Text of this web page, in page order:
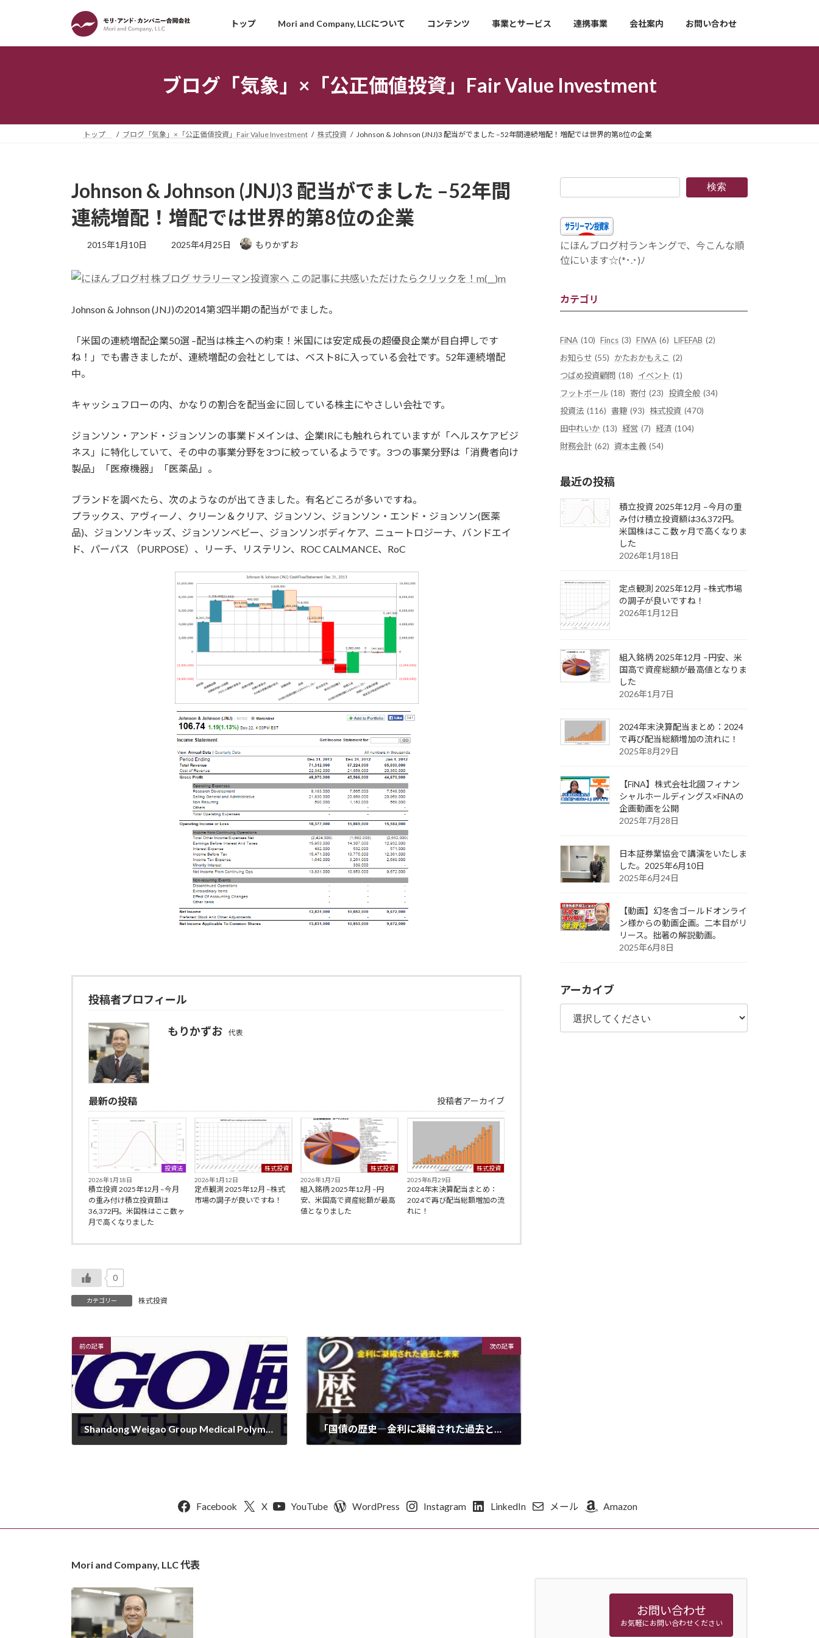
ッ
移
トップ Mori and Company, LLCについて コンテンツ 事業とサービス 連携事業 会社案内 お問い合わせ
ブログ「気象」×「公正価値投資」Fair Value Investment
トップ ブログ「気象」×「公正価値投資」Fair Value Investment 株式投資 Johnson & Johnson (JNJ)3 配当がでました –52年間連続増配！増配では世界的第8位の企業
Johnson & Johnson (JNJ)3 配当がでました –52年間
連続増配！増配では世界的第8位の企業
2015年1月10日
最
新
:
2025年4月25日 もりかずお
この記事に共感いただけたらクリックを！m(__)m
Johnson & Johnson (JNJ)の2014第3四半期の配当がでました。
「米国の連続増配企業50選 –配当は株主への約束！米国には安定成長の超優良企業が目白押しです
ね！」でも書きましたが、連続増配の会社としては、ベスト8に入っている会社です。52年連続増配
中。
キャッシュフローの内、かなりの割合を配当金に回している株主にやさしい会社です。
ジョンソン・アンド・ジョンソンの事業ドメインは、企業IRにも触れられていますが「ヘルスケアビジ
ネス」に特化していて、その中の事業分野を3つに絞っているようです。3つの事業分野は「消費者向け
製品」「医療機器」「医薬品」。
ブランドを調べたら、次のようなのが出てきました。有名どころが多いですね。
プラックス、アヴィーノ、クリーン＆クリア、ジョンソン、ジョンソン・エンド・ジョンソン(医薬
品)、ジョンソンキッズ、ジョンソンベビー、ジョンソンボディケア、ニュートロジーナ、バンドエイ
ド、パーパス （PURPOSE）、リーチ、リステリン、ROC CALMANCE、RoC
投稿者プロフィール
もりかずお 代表
最新の投稿 投稿者アーカイブ
投資法
2026年1月18日
積立投資 2025年12月 –今月
の重み付け積立投資額は
36,372円。米国株はここ数ヶ
月で高くなりました
株式投資
2026年1月12日
定点観測 2025年12月 –株式
市場の調子が良いですね！
株式投資
2026年1月7日
組入銘柄 2025年12月 –円
安、米国高で資産総額が最高
値となりました
株式投資
2025年8月29日
2024年末決算配当まとめ：
2024で再び配当総額増加の流
れに！
0
カテゴリー 株式投資
前の記事
Shandong Weigao Group Medical Polymer Co., Limited (1066.HK)2 配当が出ました –中国市場で医療機器を扱う成長企業。山東威高集団医用高分子製品
次の記事
「国債の歴史―金利に凝縮された過去と未来」再読 –400年に渡る国債の歴史から読み取る日本の現状
検索
にほんブログ村ランキングで、今こんな順
位にいます☆(*･.･)ﾉ
カテゴリ
FiNA (10) Fincs (3) FIWA (6) LIFEFAB (2)
お知らせ (55) かたおかもえこ (2)
つばめ投資顧問 (18) イベント (1)
フットボール (18) 寄付 (23) 投資全般 (34)
投資法 (116) 書籍 (93) 株式投資 (470)
田中れいか (13) 経営 (7) 経済 (104)
財務会計 (62) 資本主義 (54)
最近の投稿
積立投資 2025年12月 –今月の重
み付け積立投資額は36,372円。
米国株はここ数ヶ月で高くなりま
した
2026年1月18日
定点観測 2025年12月 –株式市場
の調子が良いですね！
2026年1月12日
組入銘柄 2025年12月 –円安、米
国高で資産総額が最高値となりま
した
2026年1月7日
2024年末決算配当まとめ：2024
で再び配当総額増加の流れに！
2025年8月29日
【FiNA】株式会社北國フィナン
シャルホールディングス×FiNAの
企画動画を公開
2025年7月28日
日本証券業協会で講演をいたしま
した。2025年6月10日
2025年6月24日
【動画】幻冬舎ゴールドオンライ
ン様からの動画企画。二本目がリ
リース。拙著の解説動画。
2025年6月8日
アーカイブ
Facebook X YouTube WordPress Instagram LinkedIn メール Amazon
Mori and Company, LLC 代表
お問い合わせ
お気軽にお問い合わせください